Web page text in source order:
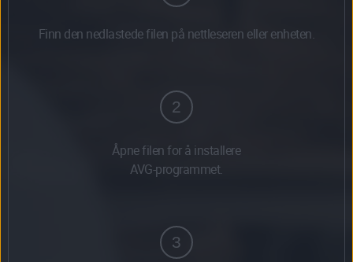
Finn den nedlastede filen på nettleseren eller enheten.
2
Åpne filen for å installere
AVG-programmet.
3